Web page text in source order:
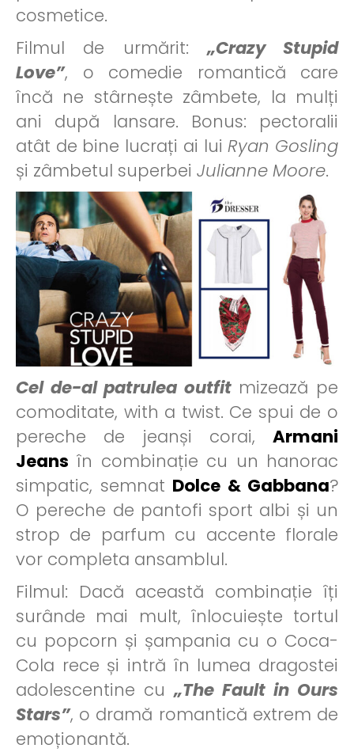
cosmetice.
Filmul de urmărit: „Crazy Stupid
Love”, o comedie romantică care
încă ne stârnește zâmbete, la mulți
ani după lansare. Bonus: pectoralii
atât de bine lucrați ai luiRyan Gosling
și zâmbetul superbei Julianne Moore.
Cel de-al patrulea outfitmizează pe
comoditate, with a twist. Ce spui de o
pereche de jeanși corai, Armani
Jeans în combinație cu un hanorac
simpatic, semnat Dolce & Gabbana?
O pereche de pantofi sport albi și un
strop de parfum cu accente florale
vor completa ansamblul.
Filmul: Dacă această combinație îți
surânde mai mult, înlocuiește tortul
cu popcorn și șampania cu o Coca-
Cola rece și intră în lumea dragostei
adolescentine cu„The Fault in Ours
Stars”, o dramă romantică extrem de
emoționantă.